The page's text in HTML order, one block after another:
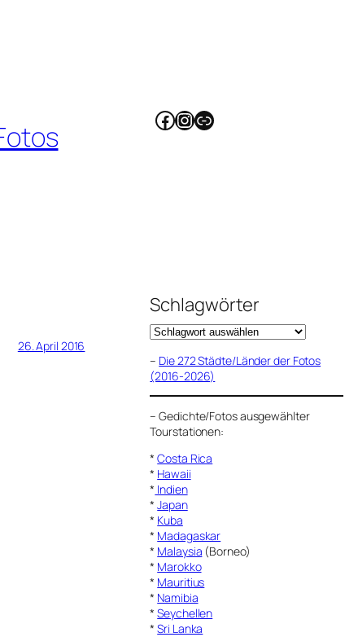
Facebook
Instagram
Link
26. April 2016
Schlagwörter
– Die 272 Städte/Länder der Fotos
(2016-2026)
–Gedichte/Fotos ausgewählter
Tourstationen:
*Costa Rica
* Hawaii
* Indien
*Japan
* Kuba
* Madagaskar
* Malaysia (Borneo)
* Marokko
* Mauritius
* Namibia
*Seychellen
*Sri Lanka